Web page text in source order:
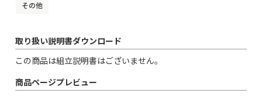
その他
取り扱い説明書ダウンロード
この商品は組立説明書はございません。
商品ページプレビュー